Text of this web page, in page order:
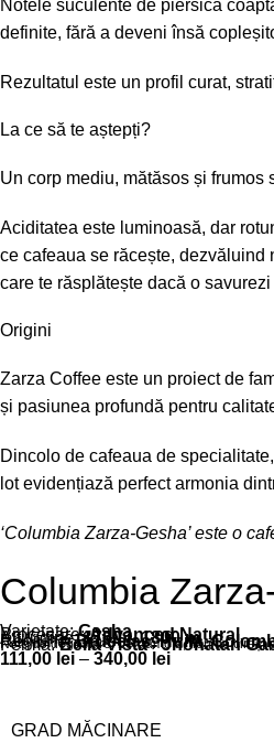
Notele suculente de piersică
definite, fără a deveni însă
Rezultatul este un profil curat,
La ce să te aștepți?
Un corp mediu, mătăsos și frumos
Aciditatea este luminoasă, dar
ce cafeaua se răcește, dezvăluind
care te răsplătește dacă o
Origini
Zarza Coffee este un proiect de
și pasiunea profundă pentru
Dincolo de cafeaua de
lot evidențiază perfect armonia
‘Columbia Zarza-Gesha’ este o
Columbia
Note de degustare: bergamotă, flori de cireș,
Ferma:Bella Vista - Jhonatan
Regiune:Bruselas, Huila,
Altitudine:1750 – 1800 m
Procesare:Advanced Natural
Varietate:Gesha
111,00 lei – 340,00 lei
GRAD MĂCINARE